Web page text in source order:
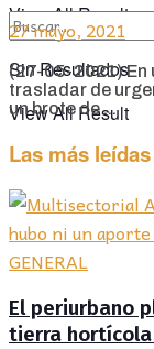
View All Result
Sin Resultados
View All Result
27 mayo, 2021
(27-05-2021) En
trasladar de
un brote de ...
Las más leídas
GENERAL
El periurbano
tierra hortícola